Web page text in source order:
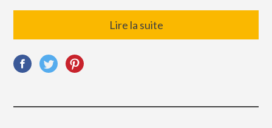
Lire la suite